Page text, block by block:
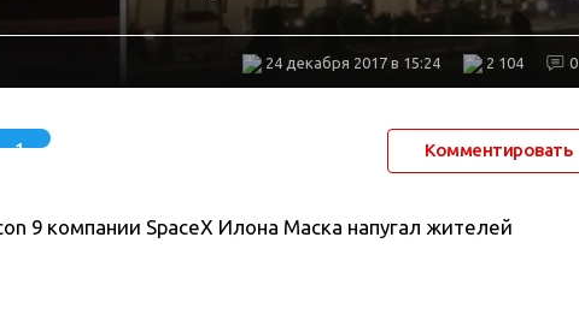
0
2 104
24 декабря 2017 в 15:24
1 Комментировать
9 компании SpaceX Илона Маска напугал жителей